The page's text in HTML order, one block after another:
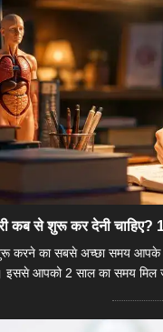
कब से शुरू कर देनी चाहिए?
करने का सबसे अच्छा समय आपके
इससे आपको 2 साल का समय